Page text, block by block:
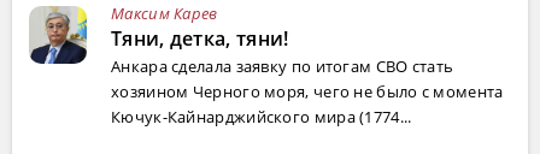
Максим Карев
Тяни, детка, тяни!
Анкара сделала заявку по итогам СВО стать
хозяином Черного моря, чего не было с момента
Кючук-Кайнарджийского мира (1774...